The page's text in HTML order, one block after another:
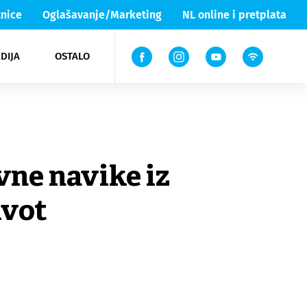
Oglašavanje/Marketing NL online i pretplata
OSTALO
Lika & Senj
TV
navike iz